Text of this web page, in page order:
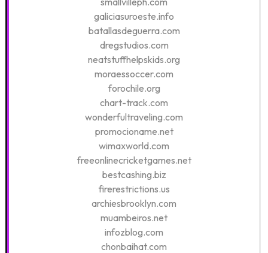
galiciasuroeste.info
batallasdeguerra.com
dregstudios.com
neatstuffhelpskids.org
moraessoccer.com
forochile.org
chart-track.com
wonderfultraveling.com
promocioname.net
wimaxworld.com
freeonlinecricketgames.net
bestcashing.biz
firerestrictions.us
archiesbrooklyn.com
muambeiros.net
infozblog.com
chonbaihat.com